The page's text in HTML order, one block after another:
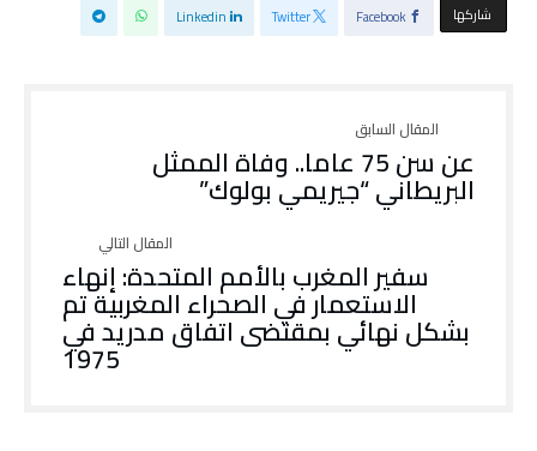
‫‫ شاركها‬ Facebook
Twitter
Linkedin
عن سن 75 عاما.. وفاة الممثل
البريطاني “جيريمي بولوك”
سفير المغرب بالأمم المتحدة: إنهاء
الاستعمار في الصحراء المغربية تم
بشكل نهائي بمقتضى اتفاق مدريد في
1975